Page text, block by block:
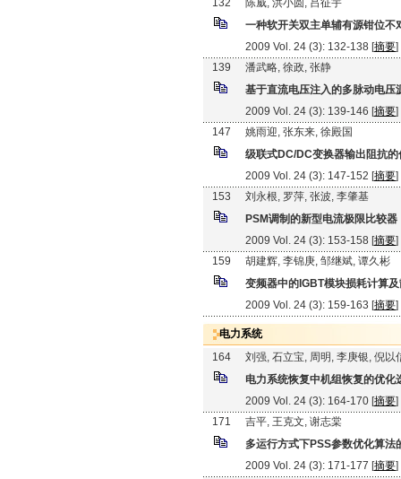
132
陈威, 洪小圆, 吕征宇
一种软开关双主单辅有源钳位不
2009 Vol. 24 (3): 132-138 [摘要]
139
潘武略, 徐政, 张静
基于直流电压注入的多脉动电压
2009 Vol. 24 (3): 139-146 [摘要]
147
姚雨迎, 张东来, 徐殿国
级联式DC/DC变换器输出阻抗
2009 Vol. 24 (3): 147-152 [摘要]
153
刘永根, 罗萍, 张波, 李肇基
PSM调制的新型电流极限比较器
2009 Vol. 24 (3): 153-158 [摘要]
159
胡建辉, 李锦庚, 邹继斌, 谭久彬
变频器中的IGBT模块损耗计算
2009 Vol. 24 (3): 159-163 [摘要]
电力系统
164
刘强, 石立宝, 周明, 李庚银, 倪以
电力系统恢复中机组恢复的优化
2009 Vol. 24 (3): 164-170 [摘要]
171
吉平, 王克文, 谢志棠
多运行方式下PSS参数优化算法
2009 Vol. 24 (3): 171-177 [摘要]